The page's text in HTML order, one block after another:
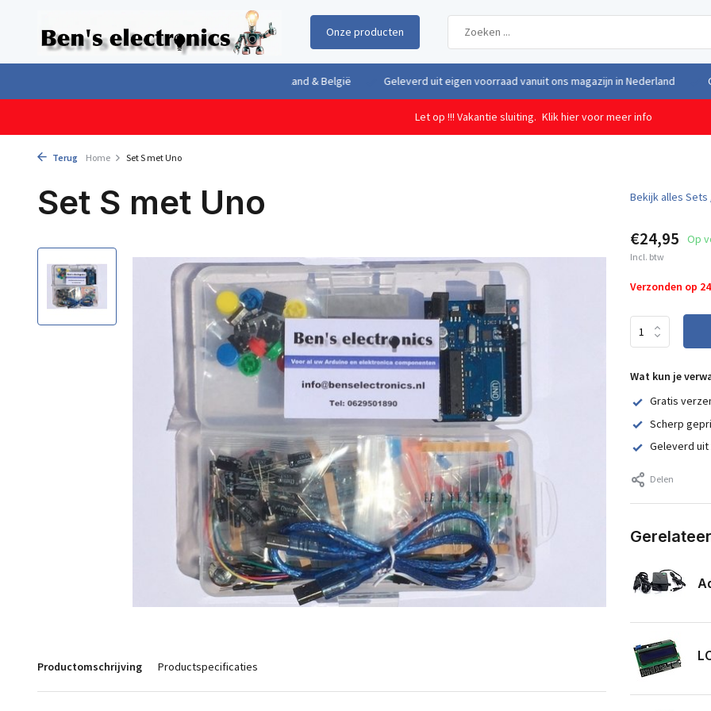
Onze producten
Geleverd uit eigen voorraad vanuit ons magazijn in Nederland Gratis
Let op !!! Vakantie sluiting. Klik hier voor meer info
Terug Home Set S met Uno
Set S met Uno
Productomschrijving Productspecificaties
Bekijk alles Sets
€24,95 Op
Incl. btw
Verzonden op
Wat kun je
Gratis
Scherp
Geleverd
Delen